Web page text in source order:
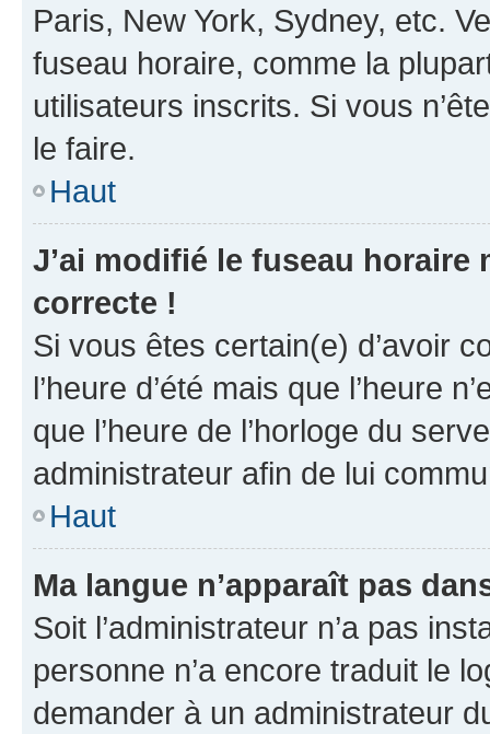
Paris, New York, Sydney, etc.
fuseau horaire, comme la
utilisateurs inscrits. Si vous
le faire.
Haut
J’ai modifié le fuseau horaire
correcte !
Si vous êtes certain(e) d’avoir
l’heure d’été mais que l’heure
que l’heure de l’horloge du
administrateur afin de lui
Haut
Ma langue n’apparaît pas
Soit l’administrateur n’a pas
personne n’a encore traduit le
demander à un administrateur